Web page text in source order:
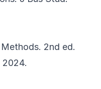
2nd ed.
2024.